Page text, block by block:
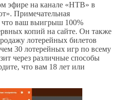
эфире на канале «НТВ» в
Примечательная
что ваш выигрыш 100%
копий на сайте. Он также
лотерейных билетов
30 лотерейных игр по всему
через различные способы
что вам 18 лет или